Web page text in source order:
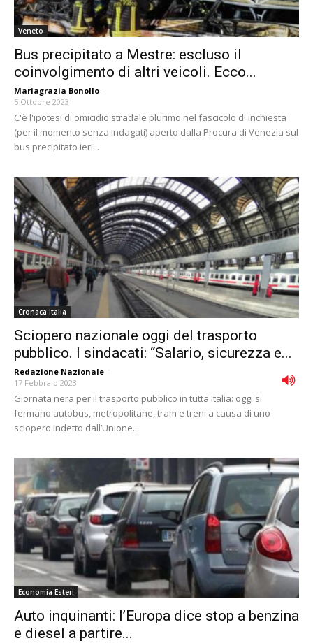
Veneto
Bus precipitato a Mestre: escluso il
coinvolgimento di altri veicoli. Ecco...
Mariagrazia Bonollo -
5 Ottobre 2023
C'è l'ipotesi di omicidio stradale plurimo nel fascicolo di inchiesta
(per il momento senza indagati) aperto dalla Procura di Venezia sul
bus precipitato ieri...
Cronaca Italia
Sciopero nazionale oggi del trasporto
pubblico. I sindacati: “Salario, sicurezza e...
Redazione Nazionale -
17 Febbraio 2023
Giornata nera per il trasporto pubblico in tutta Italia: oggi si
fermano autobus, metropolitane, tram e treni a causa di uno
sciopero indetto dall’Unione...
Economia Esteri
Auto inquinanti: l’Europa dice stop a benzina
e diesel a partire...